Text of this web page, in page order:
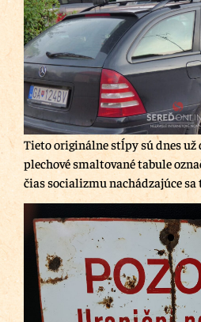
Tieto originálne stĺpy sú dnes
plechové smaltované tabule
čias socializmu nachádzajúce